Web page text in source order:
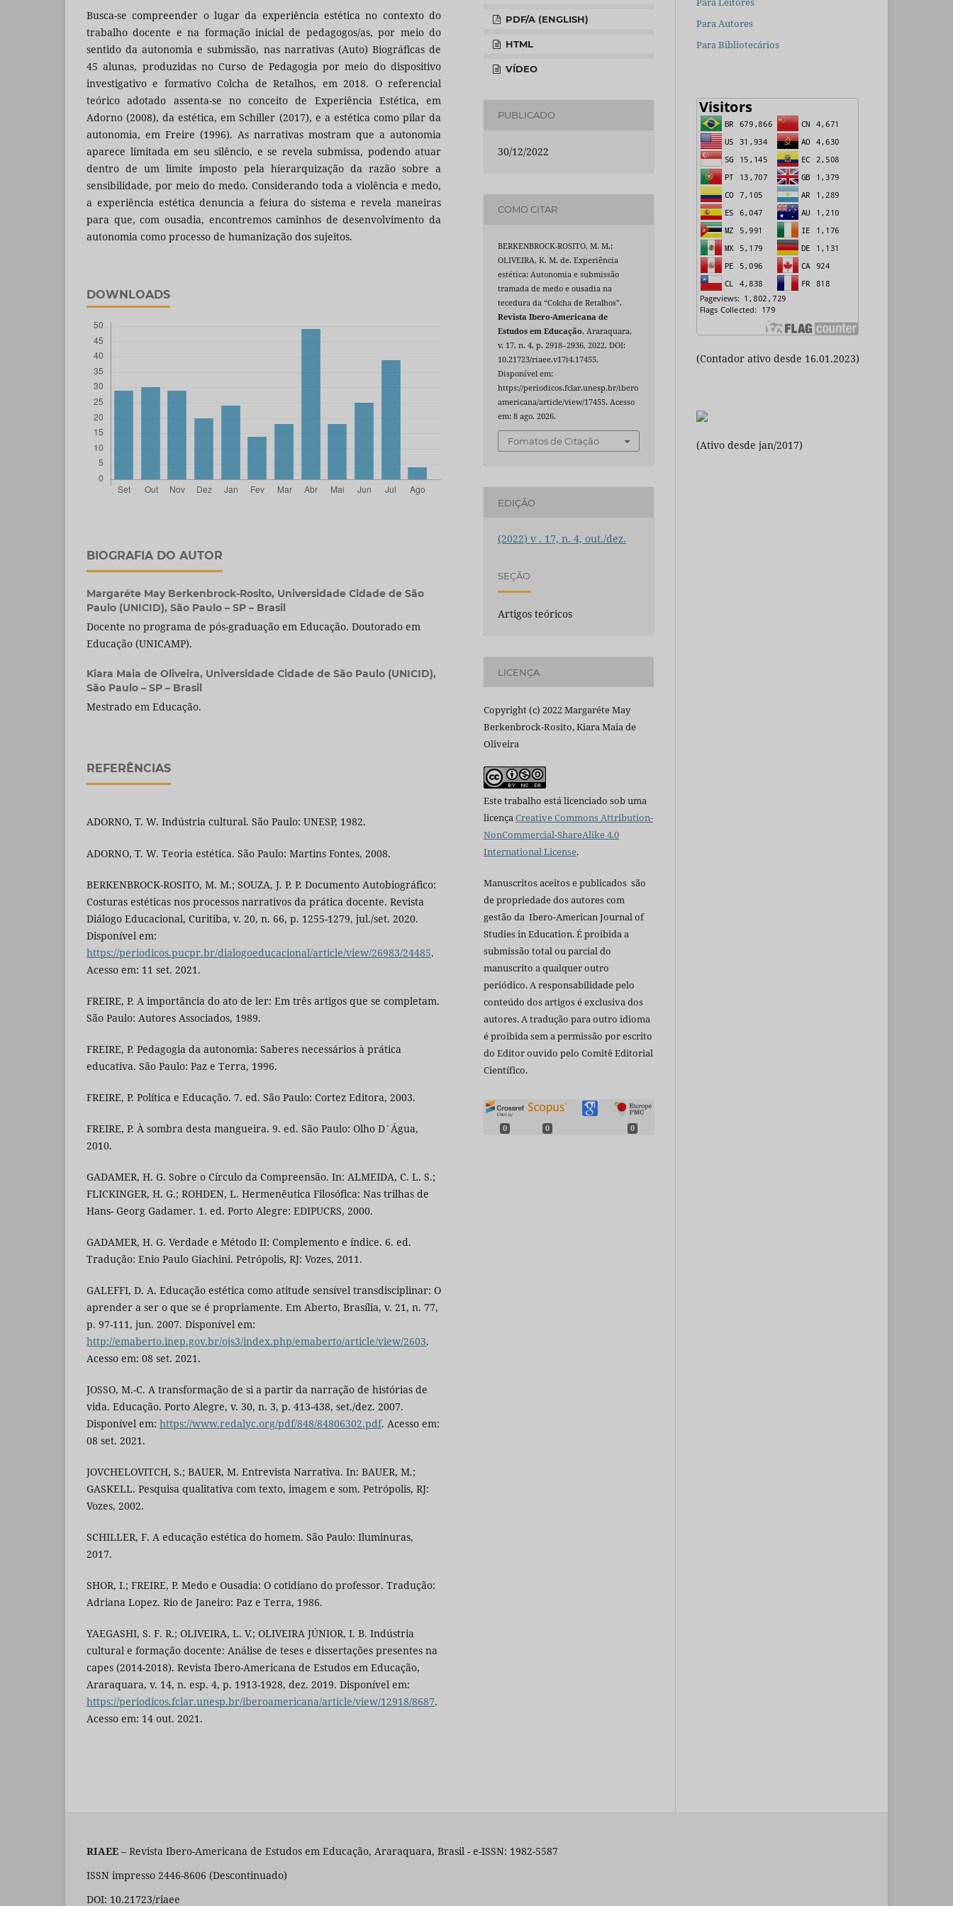
Busca-se compreender o lugar da experiência estética no contexto do
trabalho docente e na formação inicial de pedagogos/as, por meio do
sentido da autonomia e submissão, nas narrativas (Auto) Biográficas de
45 alunas, produzidas no Curso de Pedagogia por meio do dispositivo
investigativo e formativo Colcha de Retalhos, em 2018. O referencial
teórico adotado assenta-se no conceito de Experiência Estética, em
Adorno (2008), da estética, em Schiller (2017), e a estética como pilar da
autonomia, em Freire (1996). As narrativas mostram que a autonomia
aparece limitada em seu silêncio, e se revela submissa, podendo atuar
dentro de um limite imposto pela hierarquização da razão sobre a
sensibilidade, por meio do medo. Considerando toda a violência e medo,
a experiência estética denuncia a feiura do sistema e revela maneiras
para que, com ousadia, encontremos caminhos de desenvolvimento da
autonomia como processo de humanização dos sujeitos.
DOWNLOADS
BIOGRAFIA DO AUTOR
Margaréte May Berkenbrock-Rosito, Universidade Cidade de São
Paulo (UNICID), São Paulo – SP – Brasil
Docente no programa de pós-graduação em Educação. Doutorado em
Educação (UNICAMP).
Kiara Maia de Oliveira, Universidade Cidade de São Paulo (UNICID),
São Paulo – SP – Brasil
Mestrado em Educação.
REFERÊNCIAS
ADORNO, T. W. Indústria cultural. São Paulo: UNESP, 1982.
ADORNO, T. W. Teoria estética. São Paulo: Martins Fontes, 2008.
BERKENBROCK-ROSITO, M. M.; SOUZA, J. P. P. Documento Autobiográfico:
Costuras estéticas nos processos narrativos da prática docente. Revista
Diálogo Educacional, Curitiba, v. 20, n. 66, p. 1255-1279, jul./set. 2020.
Disponível em:
https://periodicos.pucpr.br/dialogoeducacional/article/view/26983/24485.
Acesso em: 11 set. 2021.
FREIRE, P. A importância do ato de ler: Em três artigos que se completam.
São Paulo: Autores Associados, 1989.
FREIRE, P. Pedagogia da autonomia: Saberes necessários à prática
educativa. São Paulo: Paz e Terra, 1996.
FREIRE, P. Política e Educação. 7. ed. São Paulo: Cortez Editora, 2003.
FREIRE, P. À sombra desta mangueira. 9. ed. São Paulo: Olho D´Água,
2010.
GADAMER, H. G. Sobre o Círculo da Compreensão. In: ALMEIDA, C. L. S.;
FLICKINGER, H. G.; ROHDEN, L. Hermenêutica Filosófica: Nas trilhas de
Hans- Georg Gadamer. 1. ed. Porto Alegre: EDIPUCRS, 2000.
GADAMER, H. G. Verdade e Método II: Complemento e índice. 6. ed.
Tradução: Enio Paulo Giachini. Petrópolis, RJ: Vozes, 2011.
GALEFFI, D. A. Educação estética como atitude sensível transdisciplinar: O
aprender a ser o que se é propriamente. Em Aberto, Brasília, v. 21, n. 77,
p. 97-111, jun. 2007. Disponível em:
http://emaberto.inep.gov.br/ojs3/index.php/emaberto/article/view/2603.
Acesso em: 08 set. 2021.
JOSSO, M.-C. A transformação de si a partir da narração de histórias de
vida. Educação. Porto Alegre, v. 30, n. 3, p. 413-438, set./dez. 2007.
Disponível em: https://www.redalyc.org/pdf/848/84806302.pdf. Acesso em:
08 set. 2021.
JOVCHELOVITCH, S.; BAUER, M. Entrevista Narrativa. In: BAUER, M.;
GASKELL. Pesquisa qualitativa com texto, imagem e som. Petrópolis, RJ:
Vozes, 2002.
SCHILLER, F. A educação estética do homem. São Paulo: Iluminuras,
2017.
SHOR, I.; FREIRE, P. Medo e Ousadia: O cotidiano do professor. Tradução:
Adriana Lopez. Rio de Janeiro: Paz e Terra, 1986.
YAEGASHI, S. F. R.; OLIVEIRA, L. V.; OLIVEIRA JÚNIOR, I. B. Indústria
cultural e formação docente: Análise de teses e dissertações presentes na
capes (2014-2018). Revista Ibero-Americana de Estudos em Educação,
Araraquara, v. 14, n. esp. 4, p. 1913-1928, dez. 2019. Disponível em:
https://periodicos.fclar.unesp.br/iberoamericana/article/view/12918/8687.
Acesso em: 14 out. 2021.
PDF/A (ENGLISH)
HTML
VÍDEO
PUBLICADO
30/12/2022
COMO CITAR
BERKENBROCK-ROSITO, M. M.;
OLIVEIRA, K. M. de. Experiência
estética: Autonomia e submissão
tramada de medo e ousadia na
tecedura da “Colcha de Retalhos”.
Revista Ibero-Americana de
Estudos em Educação, Araraquara,
v. 17, n. 4, p. 2918–2936, 2022. DOI:
10.21723/riaee.v17i4.17455.
Disponível em:
https://periodicos.fclar.unesp.br/ibero
americana/article/view/17455. Acesso
em: 8 ago. 2026.
Fomatos de Citação
EDIÇÃO
(2022) v . 17, n. 4, out./dez.
SEÇÃO
Artigos teóricos
LICENÇA
Copyright (c) 2022 Margaréte May
Berkenbrock-Rosito, Kiara Maia de
Oliveira
Este trabalho está licenciado sob uma
licençaCreative Commons Attribution-
NonCommercial-ShareAlike 4.0
International License.
Manuscritos aceitos e publicados são
de propriedade dos autores com
gestão da Ibero-American Journal of
Studies in Education. É proibida a
submissão total ou parcial do
manuscrito a qualquer outro
periódico. A responsabilidade pelo
conteúdo dos artigos é exclusiva dos
autores. A tradução para outro idioma
é proibida sem a permissão por escrito
do Editor ouvido pelo Comitê Editorial
Científico.
0 0 0
Para Autores
Para Bibliotecários
(Contador ativo desde 16.01.2023)
(Ativo desde jan/2017)
RIAEE – Revista Ibero-Americana de Estudos em Educação, Araraquara, Brasil - e-ISSN: 1982-5587
ISSN impresso 2446-8606 (Descontinuado)
DOI: 10.21723/riaee